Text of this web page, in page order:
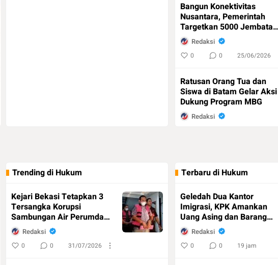
Bangun Konektivitas
Nusantara, Pemerintah
Targetkan 5000 Jembatan
Gantung untuk Hubungkan
Wilayah Terpencil
Redaksi
0 0 25/06/2026
Ratusan Orang Tua dan
Siswa di Batam Gelar Aksi
Dukung Program MBG
Redaksi
Trending di Hukum
Kejari Bekasi Tetapkan 3
Tersangka Korupsi
Sambungan Air Perumda
Tirta Bhagasasi, Negara
Rugi Rp4,5 Miliar
Redaksi
0 0 31/07/2026
Terbaru di Hukum
Geledah Dua Kantor
Imigrasi, KPK Amankan
Uang Asing dan Barang
Bukti Elektronik
Redaksi
0 0 19 jam